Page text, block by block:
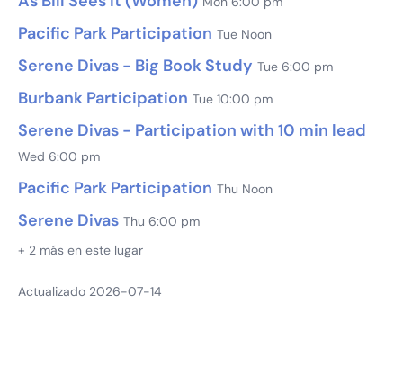
Pacific Park Participation Tue Noon
Serene Divas - Big Book Study Tue 6:00 pm
Burbank Participation Tue 10:00 pm
Serene Divas - Participation with 10 min lead
Wed 6:00 pm
Pacific Park Participation Thu Noon
Serene Divas Thu 6:00 pm
+ 2 más en este lugar
Actualizado 2026-07-14